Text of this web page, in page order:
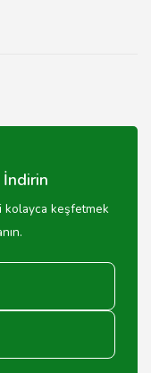
İndirin
kolayca keşfetmek